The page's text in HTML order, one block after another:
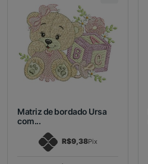
Matriz de bordado Ursa
com...
R$9,38Pix